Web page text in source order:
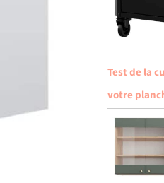
Test de la
votre